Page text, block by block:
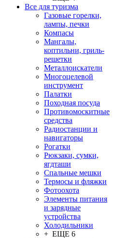
Все для туризма
Газовые горелки,
лампы, печки
Компасы
Мангалы,
коптильни, гриль-
решетки
Металлоискатели
Многоцелевой
инструмент
Палатки
Походная посуда
Противомоскитные
средства
Радиостанции и
навигаторы
Рогатки
Рюкзаки, сумки,
ягдташи
Спальные мешки
Термосы и фляжки
Фотоохота
Элементы питания
и зарядные
устройства
Холодильники
+ ЕЩЕ 6